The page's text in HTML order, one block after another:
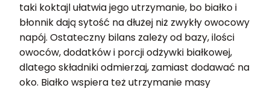
taki koktajl ułatwia jego utrzymanie, bo białko i
błonnik dają sytość na dłużej niż zwykły owocowy
napój. Ostateczny bilans zależy od bazy, ilości
owoców, dodatków i porcji odżywki białkowej,
dlatego składniki odmierzaj, zamiast dodawać na
oko. Białko wspiera też utrzymanie masy